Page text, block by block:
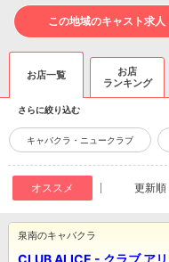
この地域のキャスト求人
お店一覧
お店
ランキング
さらに絞り込む
キャバクラ・ニュークラブ
オススメ 更新順
CLUB ALICE - クラブ ア
泉南のキャバクラ